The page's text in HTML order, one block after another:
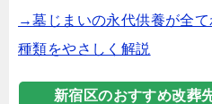
→墓じまいの永代供養が全て
種類をやさしく解説
新宿区のおすすめ改葬